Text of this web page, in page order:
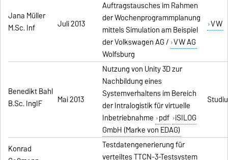
Jana Müller
M.Sc. Inf
Juli 2013
Auftragstausches im Rahmen
der Wochenprogrammplanung
mittels Simulation am Beispiel
der Volkswagen AG / VW AG
Wolfsburg
VW
Benedikt Bahl
B.Sc. IngIF
Mai 2013
Nutzung von Unity 3D zur
Nachbildung eines
Systemverhaltens im Bereich
der Intralogistik für virtuelle
Inbetriebnahme pdf iSILOG
GmbH (Marke von EDAG)
Konrad
Testdatengenerierung für
verteiltes TTCN-3-Testsystem